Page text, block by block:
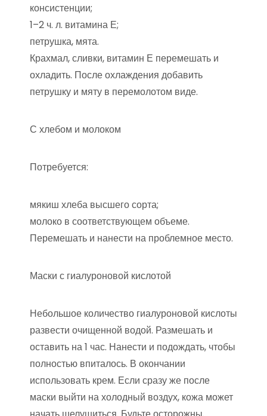
консистенции;
1–2 ч. л. витамина Е;
петрушка, мята.
Крахмал, сливки, витамин Е перемешать и
охладить. После охлаждения добавить
петрушку и мяту в перемолотом виде.
С хлебом и молоком
Потребуется:
мякиш хлеба высшего сорта;
молоко в соответствующем объеме.
Перемешать и нанести на проблемное место.
Маски с гиалуроновой кислотой
Небольшое количество гиалуроновой кислоты
развести очищенной водой. Размешать и
оставить на 1 час. Нанести и подождать, чтобы
полностью впиталось. В окончании
использовать крем. Если сразу же после
маски выйти на холодный воздух, кожа может